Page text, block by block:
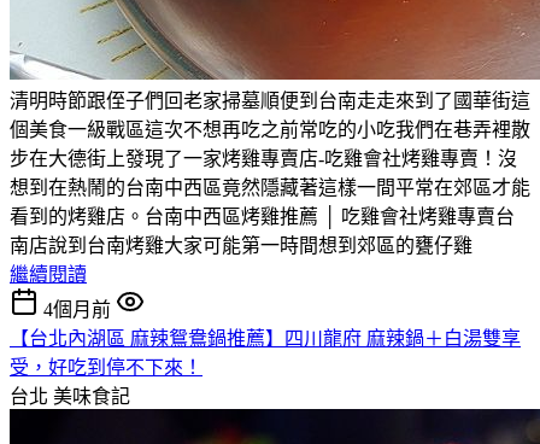
清明時節跟侄子們回老家掃墓順便到台南走走來到了國華街這
個美食一級戰區這次不想再吃之前常吃的小吃我們在巷弄裡散
步在大德街上發現了一家烤雞專賣店-吃雞會社烤雞專賣！沒
想到在熱鬧的台南中西區竟然隱藏著這樣一間平常在郊區才能
看到的烤雞店。台南中西區烤雞推薦 │ 吃雞會社烤雞專賣台
南店說到台南烤雞大家可能第一時間想到郊區的甕仔雞
繼續閱讀
4個月前
【台北內湖區 麻辣鴛鴦鍋推薦】四川龍府 麻辣鍋＋白湯雙享
受，好吃到停不下來！
台北 美味食記